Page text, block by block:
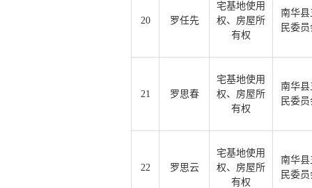
20 罗任先
宅基地使用
权、房屋所
有权
南华
民委
21 罗思春
宅基地使用
权、房屋所
有权
南华
民委
22 罗思云
宅基地使用
权、房屋所
有权
南华
民委